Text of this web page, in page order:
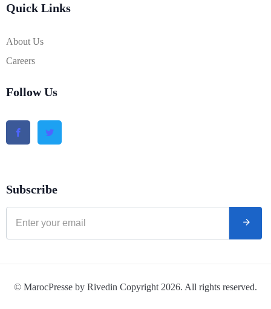
Quick Links
About Us
Careers
Follow Us
Subscribe
© MarocPresse by Rivedin Copyright 2026. All rights reserved.